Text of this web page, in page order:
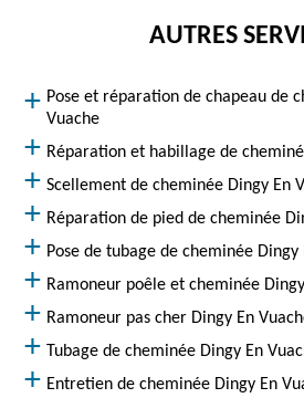
AUTRES
Pose et réparation de chapeau de
Vuache
Réparation et habillage de
Scellement de cheminée Dingy En
Réparation de pied de cheminée
Pose de tubage de cheminée Dingy
Ramoneur poêle et cheminée
Ramoneur pas cher Dingy En
Tubage de cheminée Dingy En
Entretien de cheminée Dingy En